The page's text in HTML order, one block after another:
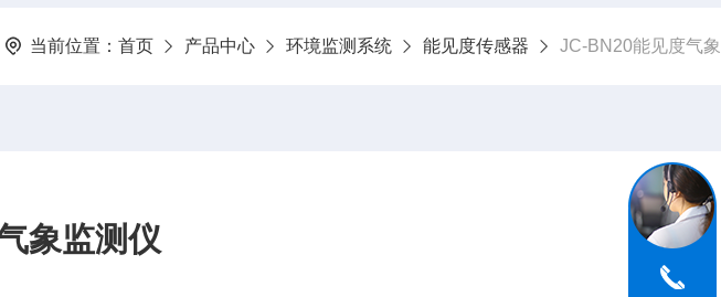
当前位置： 首页 产品中心 环境监测系统 能见度传感器 JC-BN20能见度气
象监测仪